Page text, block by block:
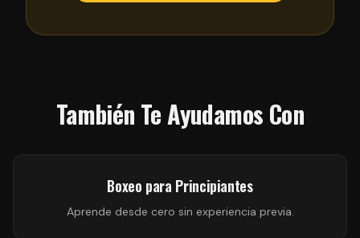
También Te Ayudamos Con
Boxeo para Principiantes
Aprende desde cero sin experiencia previa.